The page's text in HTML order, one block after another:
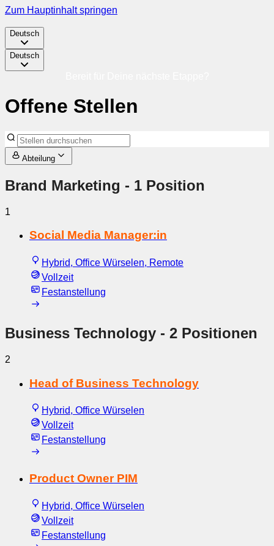
Zum Hauptinhalt springen
Deutsch
Deutsch
Offene Stellen
Abteilung
Brand Marketing - 1 Position
1
Social Media Manager:in
Hybrid, Office Würselen, Remote
Vollzeit
Festanstellung
Business Technology - 2 Positionen
2
Head of Business Technology
Hybrid, Office Würselen
Vollzeit
Festanstellung
Product Owner PIM
Hybrid, Office Würselen
Vollzeit
Festanstellung